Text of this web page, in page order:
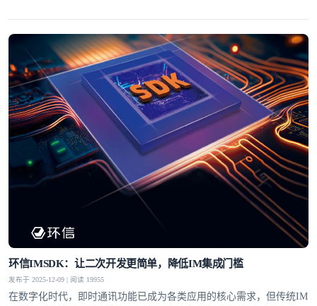
面覆盖，让开发者无需从零构建，轻松打造贴合业务的聊天场景。
环信IMSDK：让二次开发更简单，降低IM集成门槛
发布于 2025-12-09 | 阅读 19955
在数字化时代，即时通讯功能已成为各类应用的核心需求，但传统IM